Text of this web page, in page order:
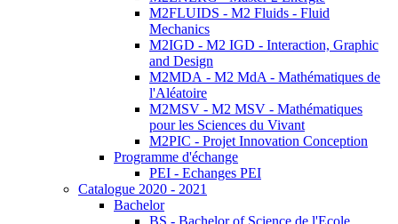
M2FLUIDS - M2 Fluids - Fluid
Mechanics
M2IGD - M2 IGD - Interaction, Graphic
and Design
M2MDA - M2 MdA - Mathématiques de
l'Aléatoire
M2MSV - M2 MSV - Mathématiques
pour les Sciences du Vivant
M2PIC - Projet Innovation Conception
Programme d'échange
PEI - Echanges PEI
Catalogue 2020 - 2021
Bachelor
BS - Bachelor of Science de l'Ecole